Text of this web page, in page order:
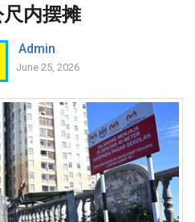
内摆摊
Admin
June 25, 2026